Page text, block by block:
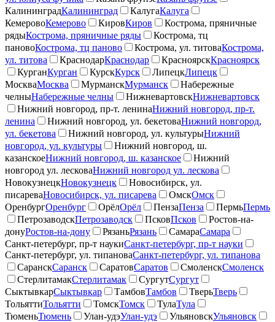
КалининградКалининград КалугаКалуга
КемеровоКемерово КировКиров
Кострома, пряничные
рядыКострома, пряничные ряды
Кострома, тц
пановоКострома, тц паново Кострома, ул. титоваКострома,
ул. титова
КраснодарКраснодар КрасноярскКрасноярск
КурганКурган КурскКурск ЛипецкЛипецк
МоскваМосква МурманскМурманск
Набережные
челныНабережные челны НижневартовскНижневартовск
Нижний новгород, пр-т. ленинаНижний новгород, пр-т.
ленина
Нижний новгород, ул. бекетоваНижний новгород,
ул. бекетова
Нижний новгород, ул. культурыНижний
новгород, ул. культуры
Нижний новгород, ш.
казанскоеНижний новгород, ш. казанское
Нижний
новгород ул. лесковаНижний новгород ул. лескова
НовокузнецкНовокузнецк
Новосибирск, ул.
писареваНовосибирск, ул. писарева ОмскОмск
ОренбургОренбург ОрёлОрёл ПензаПенза ПермьПермь
ПетрозаводскПетрозаводск ПсковПсков
Ростов-на-
донуРостов-на-дону РязаньРязань СамараСамара
Санкт-петербург, пр-т наукиСанкт-петербург, пр-т науки
Санкт-петербург, ул. типановаСанкт-петербург, ул. типанова
СаранскСаранск СаратовСаратов СмоленскСмоленск
СтерлитамакСтерлитамак СургутСургут
СыктывкарСыктывкар ТамбовТамбов ТверьТверь
ТольяттиТольятти ТомскТомск ТулаТула
ТюменьТюмень Улан-удэУлан-удэ УльяновскУльяновск